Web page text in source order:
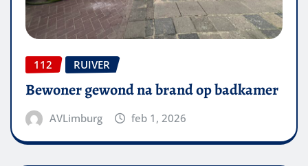
112 RUIVER
Bewoner gewond na brand op badkamer
AVLimburg feb 1, 2026